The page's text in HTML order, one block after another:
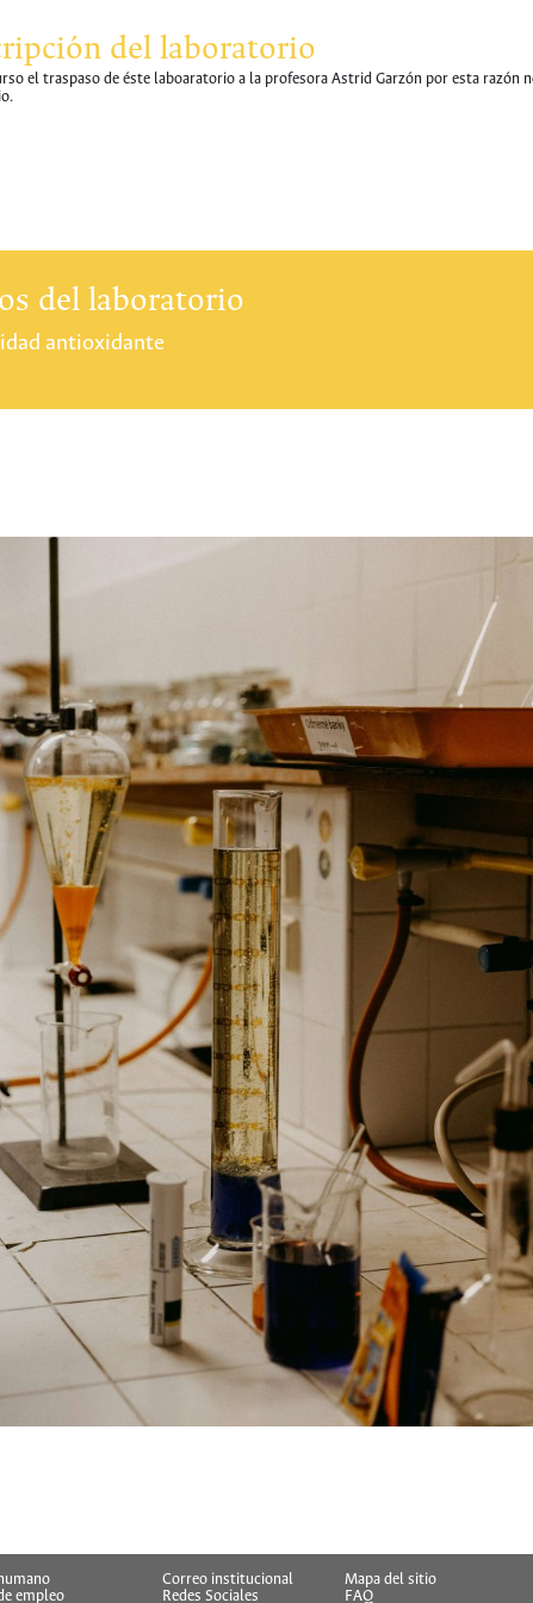
del laboratorio
el traspaso de éste laboaratorio a la profesora Astrid Garzón por esta razón
del laboratorio
antioxidante
empleo
Correo institucional
Mapa del sitio
Redes Sociales
FAQ